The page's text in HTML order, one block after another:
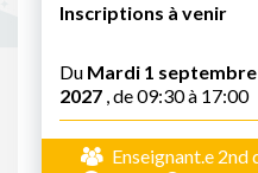
Inscriptions à venir
Du Mardi 1
2027 , de 09:30 à 17:00
Enseignant.e 2nd